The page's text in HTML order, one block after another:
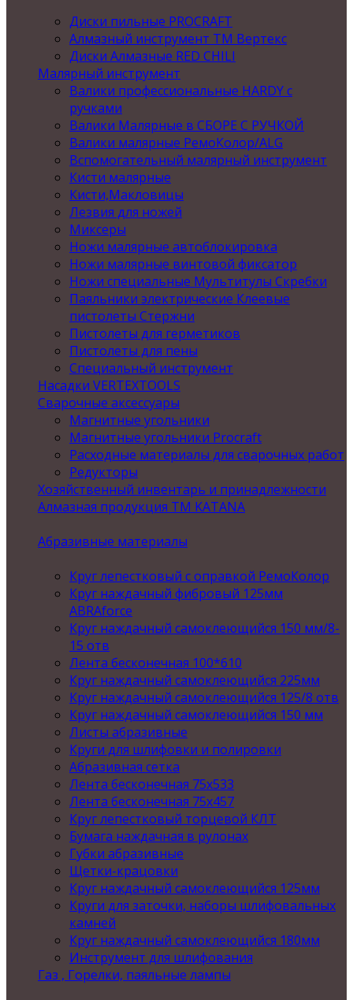
Диски пильные PROCRAFT
Алмазный инструмент ТМ Вертекс
Диски Алмазные RED CHILI
Малярный инструмент
Валики профессиональные HARDY с
ручками
Валики Малярные в СБОРЕ С РУЧКОЙ
Валики малярные РемоКолор/ALG
Вспомогательный малярный инструмент
Кисти малярные
Кисти,Макловицы
Лезвия для ножей
Миксеры
Ножи малярные автоблокировка
Ножи малярные винтовой фиксатор
Ножи специальные Мультитулы Скребки
Паяльники электрические Клеевые
пистолеты Стержни
Пистолеты для герметиков
Пистолеты для пены
Специальный инструмент
Насадки VERTEXTOOLS
Сварочные аксессуары
Магнитные угольники
Магнитные угольники Procraft
Расходные материалы для сварочных работ
Редукторы
Хозяйственный инвентарь и принадлежности
Алмазная продукция ТМ KATANA
Абразивные материалы
Круг лепестковый с оправкой РемоКолор
Круг наждачный фибровый 125мм
ABRAforce
Круг наждачный самоклеющийся 150 мм/8-
15 отв
Лента бесконечная 100*610
Круг наждачный самоклеющийся 225мм
Круг наждачный самоклеющийся 125/8 отв
Круг наждачный самоклеющийся 150 мм
Листы абразивные
Круги для шлифовки и полировки
Абразивная сетка
Лента бесконечная 75х533
Лента бесконечная 75х457
Круг лепестковый торцевой КЛТ
Бумага наждачная в рулонах
Губки абразивные
Щетки-крацовки
Круг наждачный самоклеющийся 125мм
Круги для заточки, наборы шлифовальных
камней
Круг наждачный самоклеющийся 180мм
Инструмент для шлифования
Газ , Горелки, паяльные лампы